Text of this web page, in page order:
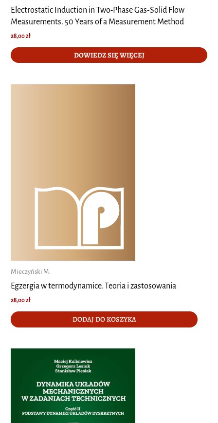
Electrostatic Induction in Two-Phase Gas-Solid Flow
Measurements. 50 Years of a Measurement Method
28,00zł
DOWIEDZ SIĘ WIĘCEJ
Mieczyński M.
Egzergia w termodynamice. Teoria i zastosowania
28,00zł
DODAJ DO KOSZYKA